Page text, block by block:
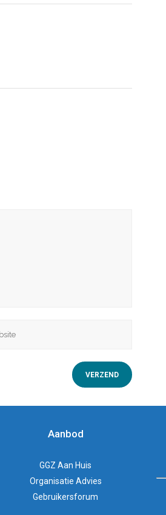
Aanbod
GGZ Aan Huis
Organisatie Advies
Gebruikersforum